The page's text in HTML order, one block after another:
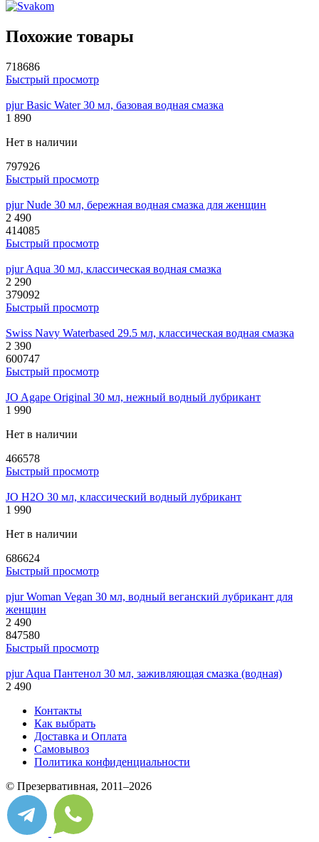
Похожие товары
718686
Быстрый просмотр
pjur Basic Water 30 мл, базовая водная смазка
1 890
Нет в наличии
797926
Быстрый просмотр
pjur Nude 30 мл, бережная водная смазка для женщин
2 490
414085
Быстрый просмотр
pjur Aqua 30 мл, классическая водная смазка
2 290
379092
Быстрый просмотр
Swiss Navy Waterbased 29.5 мл, классическая водная смазка
2 390
600747
Быстрый просмотр
JO Agape Original 30 мл, нежный водный лубрикант
1 990
Нет в наличии
466578
Быстрый просмотр
JO H2O 30 мл, классический водный лубрикант
1 990
Нет в наличии
686624
Быстрый просмотр
pjur Woman Vegan 30 мл, водный веганский лубрикант для
женщин
2 490
847580
Быстрый просмотр
pjur Aqua Пантенол 30 мл, заживляющая смазка (водная)
2 490
Контакты
Как выбрать
Доставка и Оплата
Самовывоз
Политика конфиденциальности
© Презервативная, 2011–2026